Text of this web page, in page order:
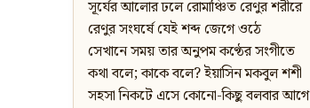
সূর্যের আলোর ঢলে রোমাঞ্চিত রেণুর শরীরে
রেণুর সংঘর্ষে যেই শব্দ জেগে ওঠে
সেখানে সময় তার অনুপম কণ্ঠের সংগীতে
কথা বলে; কাকে বলে? ইয়াসিন মকবুল শশী
সহসা নিকটে এসে কোনো-কিছু বলবার আগে